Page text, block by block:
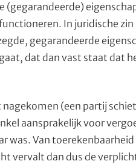
(gegarandeerde)
In juridische
gegarandeerde
dat dan vast staat dat
(een partij
aansprakelijk voor
Van toerekenbaarheid
vervalt dan dus de